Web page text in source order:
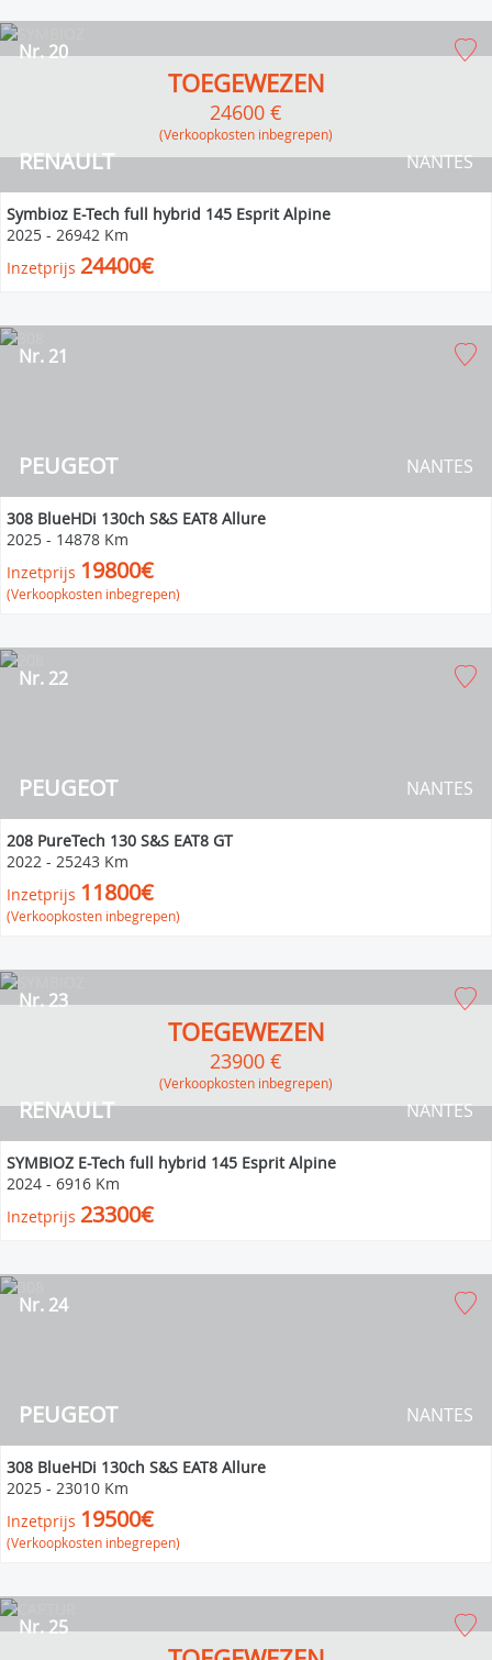
RENAULT
Nr. 20
NANTES
TOEGEWEZEN
24600 €
(verkoopkosten inbegrepen)
Symbioz E-Tech full hybrid 145 Esprit Alpine
2025 - 26942 Km
Inzetprijs 24400€
PEUGEOT
Nr. 21
NANTES
308 BlueHDi 130ch S&S EAT8 Allure
2025 - 14878 Km
Inzetprijs 19800€
(Verkoopkosten inbegrepen)
PEUGEOT
Nr. 22
NANTES
208 PureTech 130 S&S EAT8 GT
2022 - 25243 Km
Inzetprijs 11800€
(Verkoopkosten inbegrepen)
RENAULT
Nr. 23
NANTES
TOEGEWEZEN
23900 €
(verkoopkosten inbegrepen)
SYMBIOZ E-Tech full hybrid 145 Esprit Alpine
2024 - 6916 Km
Inzetprijs 23300€
PEUGEOT
Nr. 24
NANTES
308 BlueHDi 130ch S&S EAT8 Allure
2025 - 23010 Km
Inzetprijs 19500€
(Verkoopkosten inbegrepen)
Nr. 25